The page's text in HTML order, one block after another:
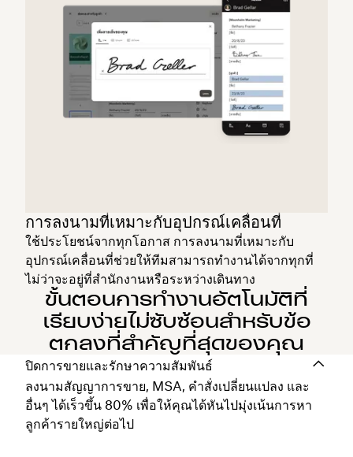
การลงนามที่เหมาะกับอุปกรณ์เคลื่อนที่
ใช้ประโยชน์จากทุกโอกาส การลงนามที่เหมาะกับ
อุปกรณ์เคลื่อนที่ช่วยให้ทีมสามารถทำงานได้จากทุกที่
ไม่ว่าจะอยู่ที่สำนักงานหรือระหว่างเดินทาง
ขั้นตอนการทำงานอัตโนมัติที่
เรียบง่ายไม่ซับซ้อนสำหรับข้อ
ตกลงที่สำคัญที่สุดของคุณ
ปิดการขายและรักษาความสัมพันธ์
ลงนามสัญญาการขาย, MSA, คำสั่งเปลี่ยนแปลง และ
อื่นๆ ได้เร็วขึ้น 80% เพื่อให้คุณได้หันไปมุ่งเน้นการหา
ลูกค้ารายใหญ่ต่อไป